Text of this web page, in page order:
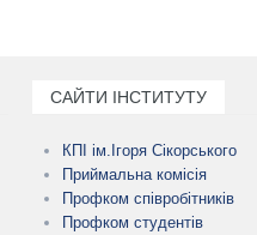
САЙТИ ІНСТИТУТУ
КПІ ім.Ігоря Сікорського
Приймальна комісія
Профком співробітників
Профком студентів